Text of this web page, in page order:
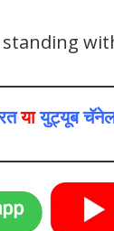
यायुट्यूब